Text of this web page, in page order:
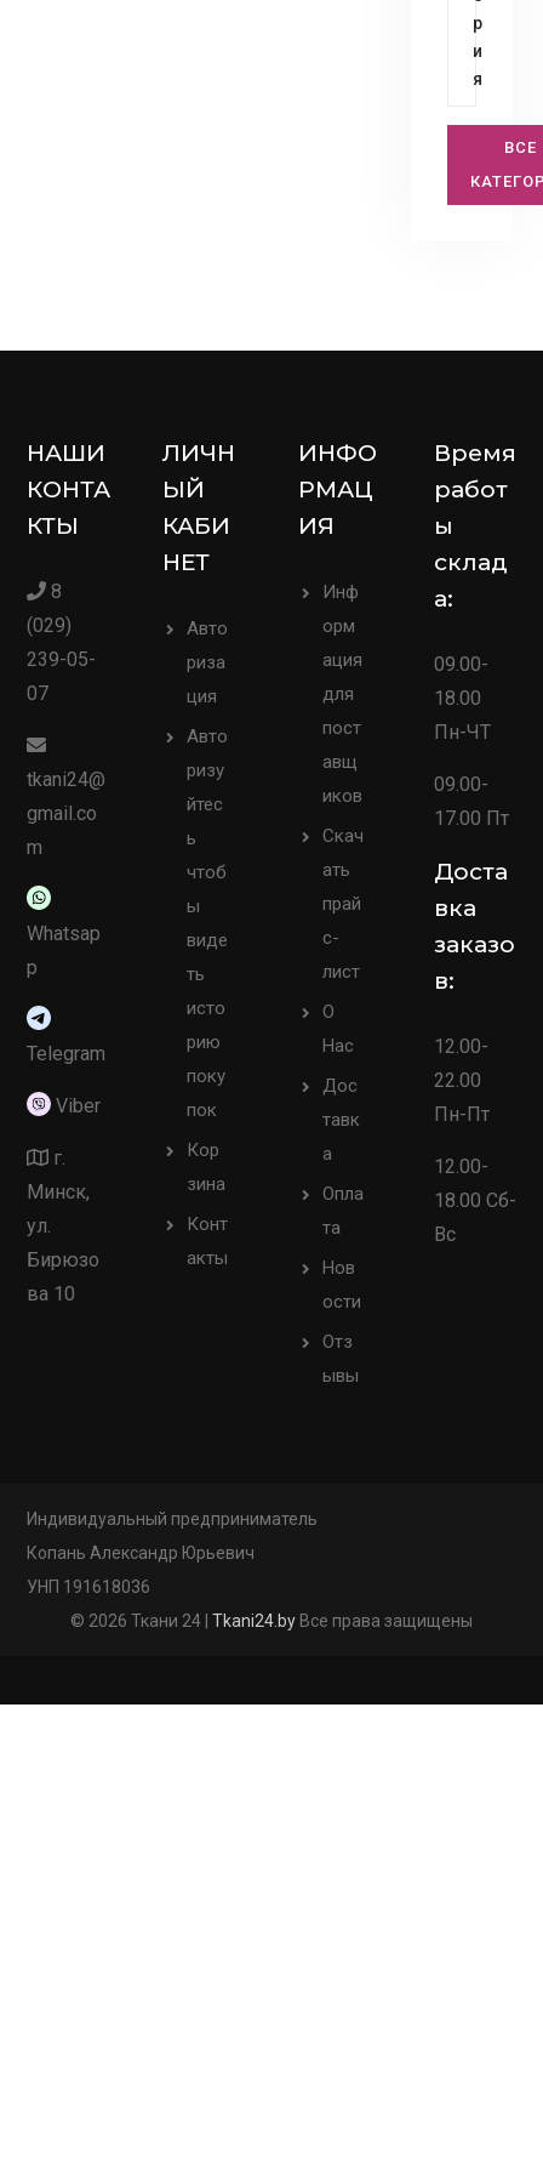
р
и
я
ВСЕ
НАШИ
КОНТА
КТЫ
8
(029)
239-05-
07
tkani24@
gmail.co
m
Whatsap
p
Telegram
Viber
г.
Минск,
ул.
Бирюзо
ва 10
ЛИЧН
ЫЙ
КАБИ
НЕТ
Авто
риза
ция
Авто
ризу
йтес
ь
чтоб
ы
виде
ть
исто
рию
поку
пок
Кор
зина
Конт
акты
ИНФО
РМАЦ
ИЯ
Инф
орм
ация
для
пост
авщ
иков
Скач
ать
прай
с-
лист
О
Нас
Дос
тавк
а
Опла
та
Нов
ости
Отз
ывы
Время
работ
ы
склад
а:
09.00-
18.00
Пн-ЧТ
09.00-
17.00 Пт
Доста
вка
заказо
в:
12.00-
22.00
Пн-Пт
12.00-
18.00 Сб-
Вс
Индивидуальный предприниматель
Копань Александр Юрьевич
УНП 191618036
© 2026 Ткани 24 | Tkani24.by Все права защищены